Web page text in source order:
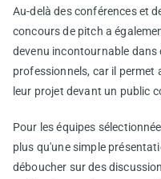
Au-delà des conférences et
concours de pitch a
devenu incontournable dans
professionnels, car il permet
leur projet devant un public
Pour les équipes
plus qu'une simple
déboucher sur des